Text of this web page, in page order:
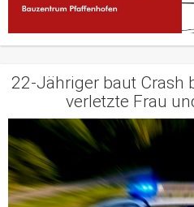
22-Jähriger baut Crash
verletzte Frau